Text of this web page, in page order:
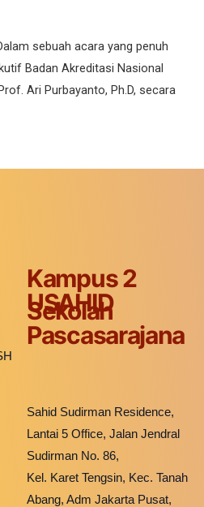
sebuah acara yang penuh
Badan Akreditasi Nasional
Ari Purbayanto, Ph.D, secara
Kampus 2
USAHID
Sekolah
Pascasarajana
Sahid Sudirman Residence,
Lantai 5 Office, Jalan Jendral
Sudirman No. 86,
Kel. Karet Tengsin, Kec. Tanah
Abang, Adm Jakarta Pusat,